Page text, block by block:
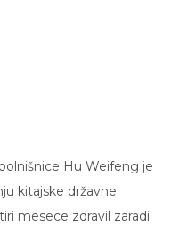
Hu Weifeng je
kitajske državne
mesece zdravil zaradi